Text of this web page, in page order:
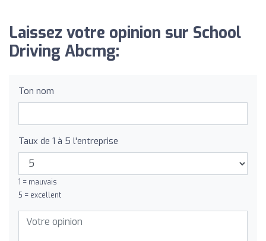
Laissez votre opinion sur School
Driving Abcmg:
Ton nom
Taux de 1 à 5 l'entreprise
1 = mauvais
5 = excellent